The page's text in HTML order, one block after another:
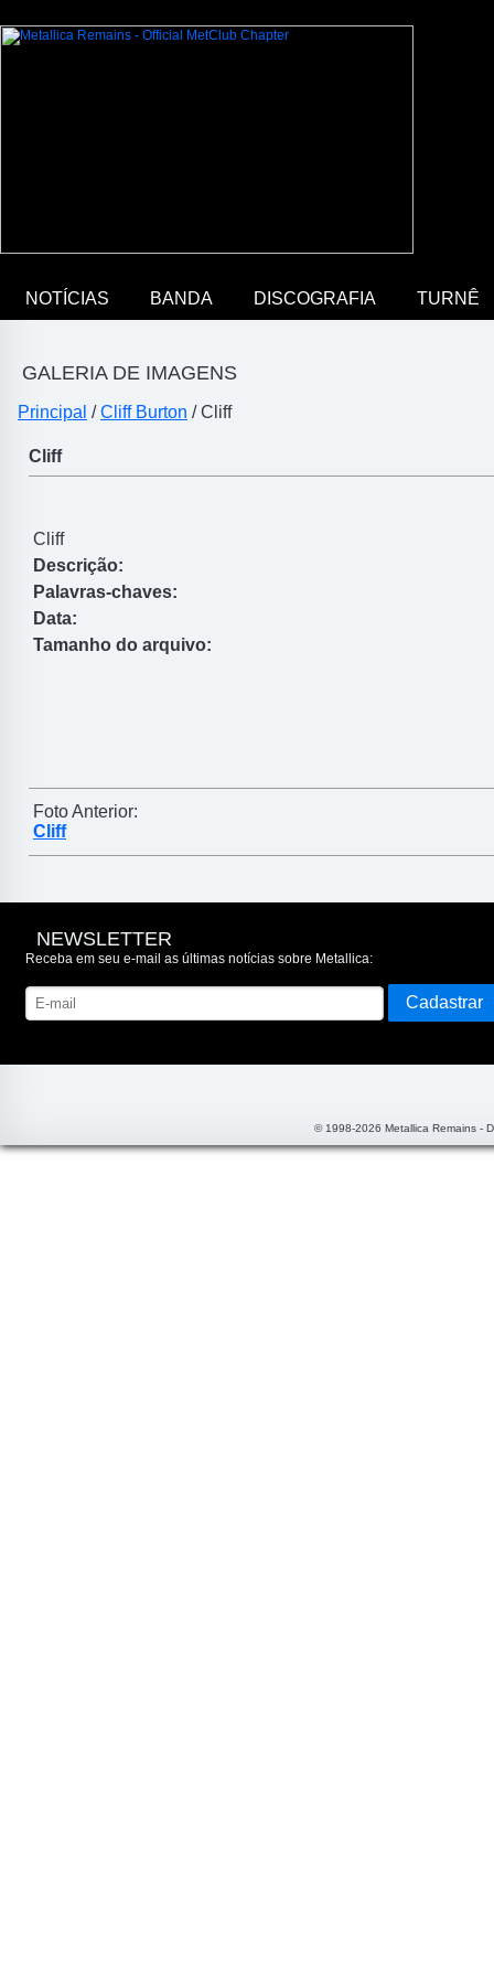
NOTÍCIAS BANDA DISCOGRAFIA TURNÊ
GALERIA DE IMAGENS
Principal /Cliff Burton / Cliff
Cliff
Cliff
Descrição:
Palavras-chaves:
Data:
Tamanho do arquivo:
Foto Anterior:
Cliff
NEWSLETTER
Receba em seu e-mail as últimas notícias sobre Metallica:
© 1998-2026 Metallica Remains -